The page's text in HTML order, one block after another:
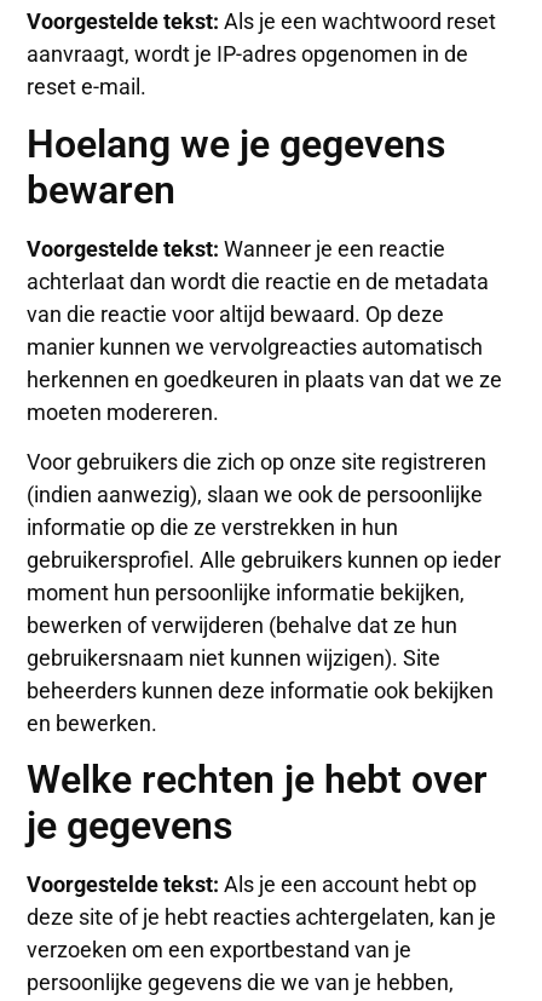
Voorgestelde tekst:Als je een wachtwoord reset
aanvraagt, wordt je IP-adres opgenomen in de
reset e-mail.
Hoelang we je gegevens
bewaren
Voorgestelde tekst:Wanneer je een reactie
achterlaat dan wordt die reactie en de metadata
van die reactie voor altijd bewaard. Op deze
manier kunnen we vervolgreacties automatisch
herkennen en goedkeuren in plaats van dat we ze
moeten modereren.
Voor gebruikers die zich op onze site registreren
(indien aanwezig), slaan we ook de persoonlijke
informatie op die ze verstrekken in hun
gebruikersprofiel. Alle gebruikers kunnen op ieder
moment hun persoonlijke informatie bekijken,
bewerken of verwijderen (behalve dat ze hun
gebruikersnaam niet kunnen wijzigen). Site
beheerders kunnen deze informatie ook bekijken
en bewerken.
Welke rechten je hebt over
je gegevens
Voorgestelde tekst:Als je een account hebt op
deze site of je hebt reacties achtergelaten, kan je
verzoeken om een exportbestand van je
persoonlijke gegevens die we van je hebben,